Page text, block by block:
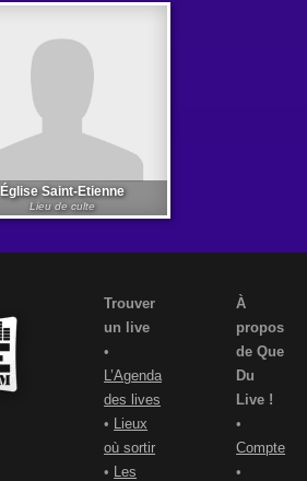
Église Saint-Etienne
Lieu de culte
Trouver
un live
•
L’Agenda
des lives
•
Lieux
où sortir
•
Les
À
propos
de Que
Du
Live !
•
Compte
•